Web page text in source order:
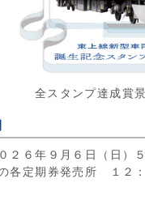
全スタンプ達成賞
２６年９月６日（日）
各定期券発売所 １２